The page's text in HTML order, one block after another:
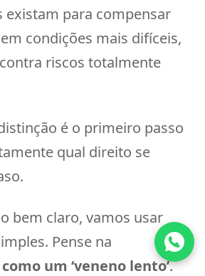
existam para compensar
condições mais difíceis,
riscos totalmente
é o primeiro passo
qual direito se
bem claro, vamos usar
Pense na
um ‘veneno lento’.